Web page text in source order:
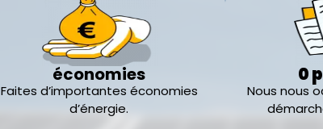
économies
Faites d’importantes économies
d’énergie.
0
Nous nous